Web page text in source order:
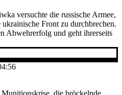
versuchte die russische Armee,
Front zu durchbrechen.
Abwehrerfolg und geht ihrerseits
die bröckelnde